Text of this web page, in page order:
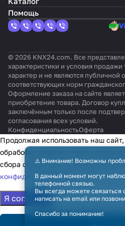
Помощь
© 2026 KNX24.com. Все
характеристики и условия продажи
характер и не являются публичной
соответствующих норм
Оформление заказа на сайте
приобретение товара. Договор
заключённым только после
согласования всех условий.
КонфиденциальностьОферта
⚠️ Внимание! Возможны
В данный момент могут
телефонной связью.
Вы всегда можете
написать на email или
Спасибо за понимание!
Продолжая использовать наш
обработку файлов cookie в целях
сбора статистики в соответствии
конфиденциальности
Я согласен